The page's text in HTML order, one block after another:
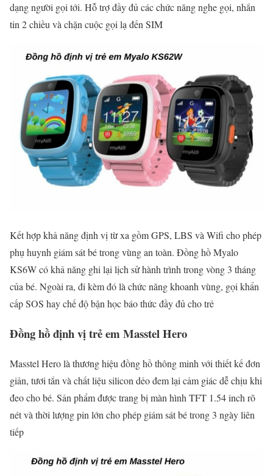
dạng người gọi tới. Hỗ trợ đầy đủ các chức năng nghe gọi, nhắn
tin 2 chiều và chặn cuộc gọi lạ đến SIM
Kết hợp khả năng định vị từ xa gồm GPS, LBS và Wifi cho phép
phụ huynh giám sát bé trong vùng an toàn. Đồng hồ Myalo
KS6W có khả năng ghi lại lịch sử hành trình trong vòng 3 tháng
của bé. Ngoài ra, đi kèm đó là chức năng khoanh vùng, gọi khẩn
cấp SOS hay chế độ bận học báo thức đầy đủ cho trẻ
Đồng hồ định vị trẻ em Masstel Hero
Masstel Hero là thương hiệu đồng hồ thông minh với thiết kế đơn
giản, tươi tắn và chất liệu silicon dẻo đem lại cảm giác dễ chịu khi
đeo cho bé. Sản phẩm được trang bị màn hình TFT 1.54 inch rõ
nét và thời lượng pin lớn cho phép giám sát bé trong 3 ngày liên
tiếp